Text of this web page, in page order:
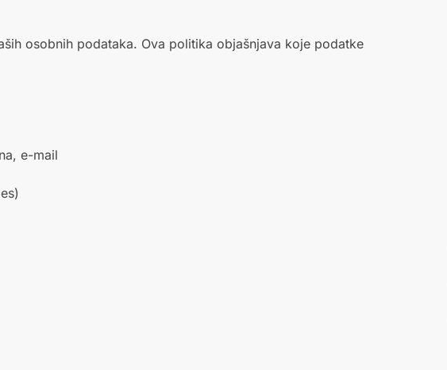
osobnih podataka. Ova politika objašnjava koje podatke
e-mail